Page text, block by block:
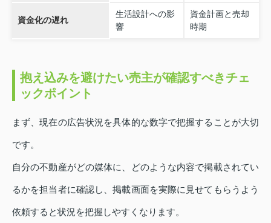
資金化の遅れ
生活設計への影
響
資金計画と売却
時期
抱え込みを避けたい売主が確認すべきチェ
ックポイント
まず、現在の広告状況を具体的な数字で把握することが大切
です。
自分の不動産がどの媒体に、どのような内容で掲載されてい
るかを担当者に確認し、掲載画面を実際に見せてもらうよう
依頼すると状況を把握しやすくなります。